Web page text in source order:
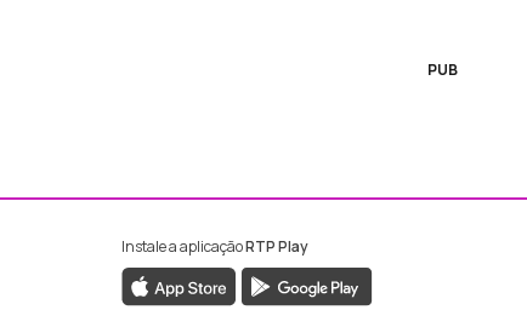
PUB
da RTP Madeira
da RTP Madeira
Instale a aplicaçãoRTP Play